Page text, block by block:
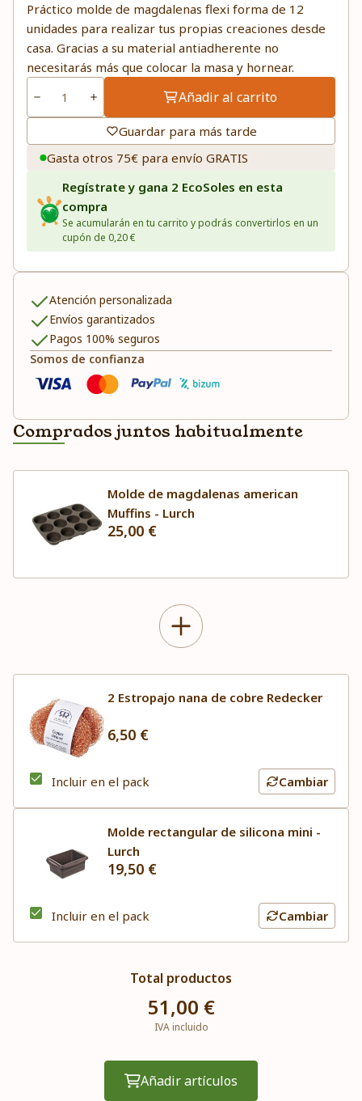
Práctico molde de magdalenas flexi forma de 12
unidades para realizar tus propias creaciones desde
casa. Gracias a su material antiadherente no
necesitarás más que colocar la masa y hornear.
Añadir al carrito
Guardar para más tarde
Gasta otros 75€ para envío GRATIS
Regístrate y gana 2 EcoSoles en esta
compra
Se acumularán en tu carrito y podrás convertirlos en un
cupón de 0,20 €
Atención personalizada
Envíos garantizados
Pagos 100% seguros
Somos de confianza
Comprados juntos habitualmente
Molde de magdalenas american
Muffins - Lurch
25,00 €
2 Estropajo nana de cobre Redecker
6,50 €
Incluir en el pack Cambiar
Molde rectangular de silicona mini -
Lurch
19,50 €
Incluir en el pack Cambiar
Total productos
51,00 €
IVA incluido
Añadir artículos